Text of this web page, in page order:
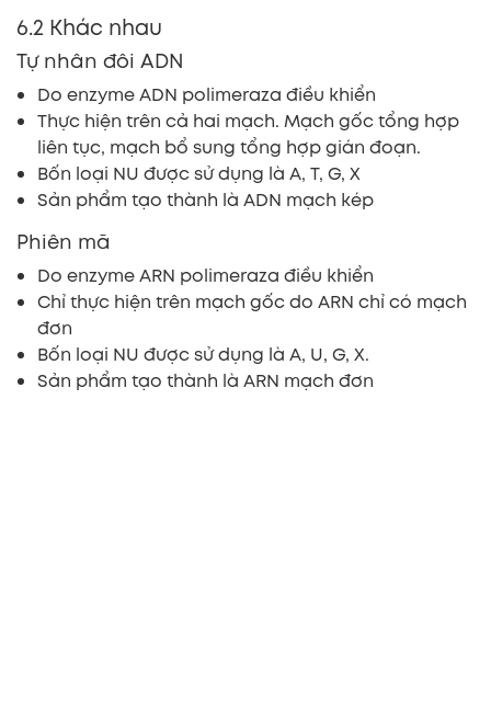
6.2 Khác nhau
Tự nhân đôi ADN
Do enzyme ADN polimeraza điều khiển
Thực hiện trên cả hai mạch. Mạch gốc tổng hợp
liên tục, mạch bổ sung tổng hợp gián đoạn.
Bốn loại NU được sử dụng là A, T, G, X
Sản phẩm tạo thành là ADN mạch kép
Phiên mã
Do enzyme ARN polimeraza điều khiển
Chỉ thực hiện trên mạch gốc do ARN chỉ có mạch
đơn
Bốn loại NU được sử dụng là A, U, G, X.
Sản phẩm tạo thành là ARN mạch đơn